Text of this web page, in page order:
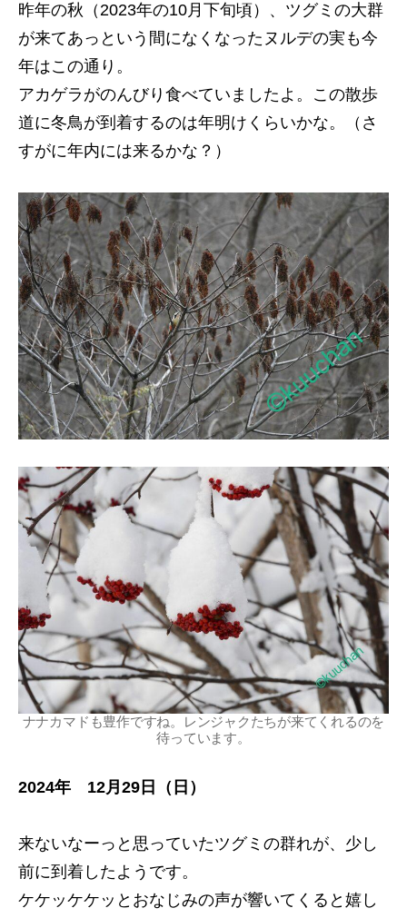
昨年の秋（2023年の10月下旬頃）、ツグミの大群
が来てあっという間になくなったヌルデの実も今
年はこの通り。
アカゲラがのんびり食べていましたよ。この散歩
道に冬鳥が到着するのは年明けくらいかな。（さ
すがに年内には来るかな？）
ナナカマドも豊作ですね。レンジャクたちが来てくれるのを
待っています。
2024年 12月29日（日）
来ないなーっと思っていたツグミの群れが、少し
前に到着したようです。
ケケッケケッとおなじみの声が響いてくると嬉し